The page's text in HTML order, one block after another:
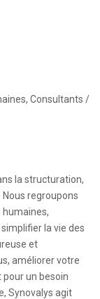
Consultants /
la structuration,
Nous regroupons
humaines,
la vie des
et
améliorer votre
pour un besoin
Synovalys agit